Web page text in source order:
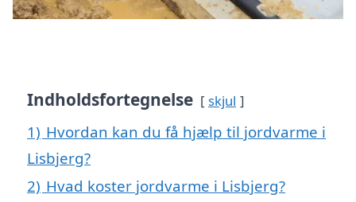
Indholdsfortegnelse skjul
1) Hvordan kan du få hjælp til jordvarme i
Lisbjerg?
2) Hvad koster jordvarme i Lisbjerg?